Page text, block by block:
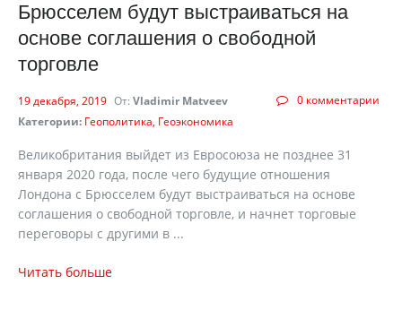
Брюсселем будут выстраиваться на
основе соглашения о свободной
торговле
0 комментарии
19 декабря, 2019 От: Vladimir Matveev
Категории: Геополитика Геоэкономика
Великобритания выйдет из Евросоюза не позднее 31
января 2020 года, после чего будущие отношения
Лондона с Брюсселем будут выстраиваться на основе
соглашения о свободной торговле, и начнет торговые
переговоры с другими в ...
Читать больше